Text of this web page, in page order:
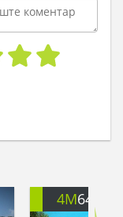
4M646